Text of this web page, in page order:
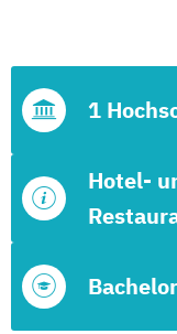
Bachelor
Hotel-
1